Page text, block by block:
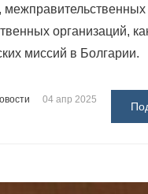
межправительственных
организаций,
миссий в Болгарии.
04 апр 2025